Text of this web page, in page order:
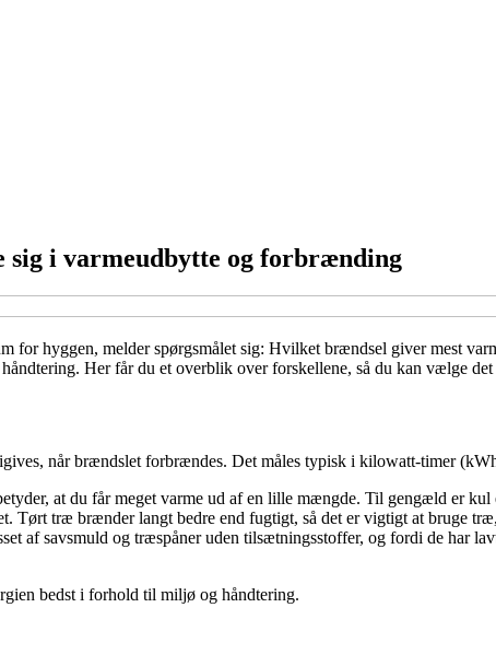
i varmeudbytte og forbrænding
for hyggen, melder spørgsmålet sig: Hvilket brændsel giver mest
Her får du et overblik over forskellene, så du kan vælge
når brændslet forbrændes. Det måles typisk i kilowatt-timer
at du får meget varme ud af en lille mængde. Til gengæld er
træ brænder langt bedre end fugtigt, så det er vigtigt at bruge
af savsmuld og træspåner uden tilsætningsstoffer, og fordi de har
bedst i forhold til miljø og håndtering.